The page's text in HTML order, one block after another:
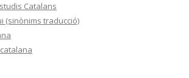
Catalans
(sinònims traducció)